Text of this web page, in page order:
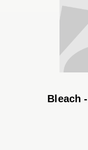
Bleach